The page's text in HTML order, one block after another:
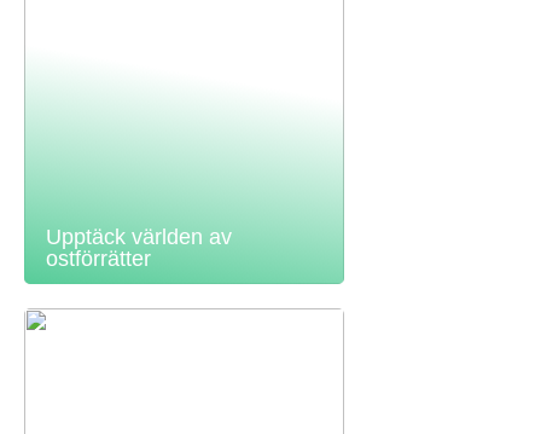
Upptäck världen av
ostförrätter